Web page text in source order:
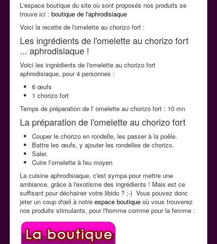
Commande tel
La cuisine aphrodisiaque
Contact
L'espace boutique du site où sont proposés nos produits se
trouve ici : boutique de l'aphrodisiaque
Voici la recette de l'omelette au chorizo fort :
Les ingrédients de l'omelette au chorizo fort
... aphrodisiaque !
Voici les ingrédients de l'omelette au chorizo fort
aphrodisiaque, pour 4 personnes :
6 œufs
1 chorizo fort
Temps de préparation de l' omelette au chorizo fort : 10 mn
La préparation de l'omelette au chorizo fort
Couper le chorizo en rondelle, les passer à la poêle.
Battre les œufs, y ajouter les rondelles de chorizo.
Saler.
Cuire l’omelette à feu moyen
La cuisine aphrodisiaque, c'est sympa pour mettre une
ambiance, grâce à l'exotisme des ingrédients ! Mais est ce
suffisant pour déchainer votre libido ? ;-) Vous pouvez donc
jeter un coup d'œil à notre espace boutique où vous trouverez
nos produits stimulants, pour l'homme comme pour la femme :